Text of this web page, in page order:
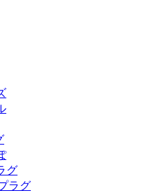
グ
ラグ